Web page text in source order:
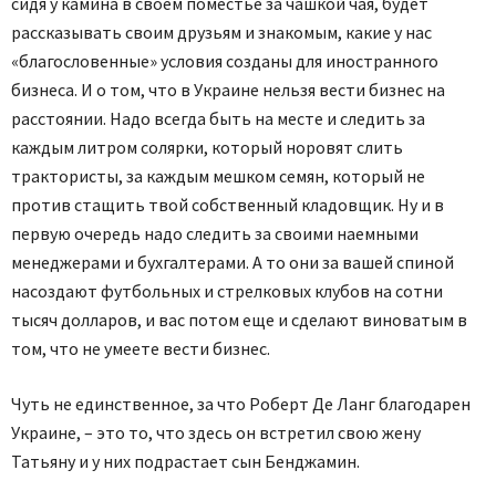
рассказывать своим друзьям и знакомым, какие у нас
«благословенные» условия созданы для иностранного
бизнеса. И о том, что в Украине нельзя вести бизнес на
расстоянии. Надо всегда быть на месте и следить за
каждым литром солярки, который норовят слить
трактористы, за каждым мешком семян, который не
против стащить твой собственный кладовщик. Ну и в
первую очередь надо следить за своими наемными
менеджерами и бухгалтерами. А то они за вашей спиной
насоздают футбольных и стрелковых клубов на сотни
тысяч долларов, и вас потом еще и сделают виноватым в
том, что не умеете вести бизнес.
Чуть не единственное, за что Роберт Де Ланг благодарен
Украине, – это то, что здесь он встретил свою жену
Татьяну и у них подрастает сын Бенджамин.